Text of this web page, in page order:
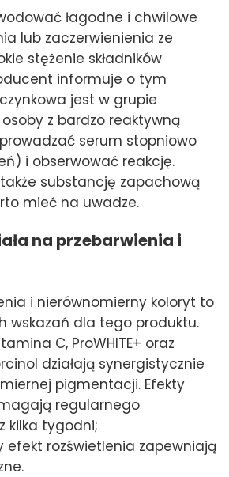
łagodne i chwilowe
lub zaczerwienienia ze
stężenie składników
informuje o tym
jest w grupie
z bardzo reaktywną
serum stopniowo
i obserwować reakcję.
substancję zapachową
mieć na uwadze.
na przebarwienia i
i nierównomierny koloryt to
wskazań dla tego produktu.
C, ProWHITE+ oraz
działają synergistycznie
pigmentacji. Efekty
regularnego
kilka tygodni;
rozświetlenia zapewniają